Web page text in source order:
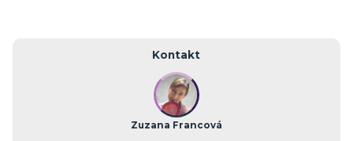
Kontakt
Zuzana Francová